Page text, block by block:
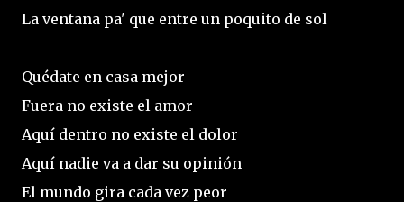
La ventana pa' que entre un poquito de sol
Quédate en casa mejor
Fuera no existe el amor
Aquí dentro no existe el dolor
Aquí nadie va a dar su opinión
El mundo gira cada vez peor